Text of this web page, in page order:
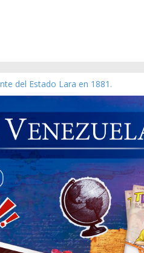
del Estado Lara en 1881.
09 de marzo de 2006 N° 38.394